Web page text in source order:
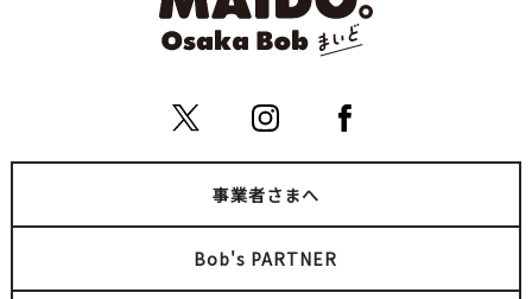
事業者さまへ
Bob's PARTNER